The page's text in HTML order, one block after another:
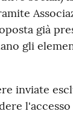
già
gli
inviate